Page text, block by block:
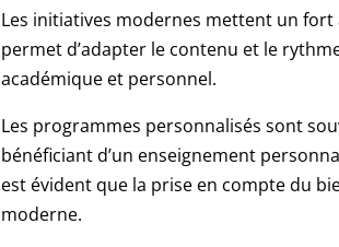
Les initiatives modernes mettent un fort
permet d’adapter le contenu et le
académique et personnel.
Les programmes personnalisés sont
bénéficiant d’un enseignement
est évident que la prise en compte du
moderne.